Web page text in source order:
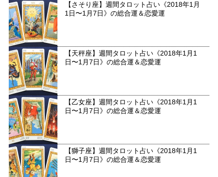
【さそり座】週間タロット占い《2018年1月
1日〜1月7日》の総合運＆恋愛運
【天秤座】週間タロット占い《2018年1月1
日〜1月7日》の総合運＆恋愛運
【乙女座】週間タロット占い《2018年1月1
日〜1月7日》の総合運＆恋愛運
【獅子座】週間タロット占い《2018年1月1
日〜1月7日》の総合運＆恋愛運